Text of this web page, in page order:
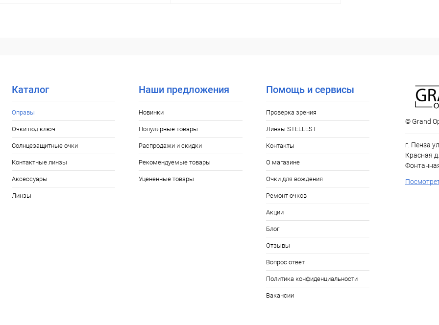
Каталог
Оправы
Очки под ключ
Солнцезащитные очки
Контактные линзы
Аксессуары
Линзы
Наши предложения
Новинки
Популярные товары
Распродажи и скидки
Рекомендуемые товары
Уцененные товары
Помощь и сервисы
Проверка зрения
Линзы STELLEST
Контакты
О магазине
Очки для вождения
Ремонт очков
Акции
Блог
Отзывы
Вопрос ответ
Политика конфиденциальности
Вакансии
© Grand
г. Пенза
Красная